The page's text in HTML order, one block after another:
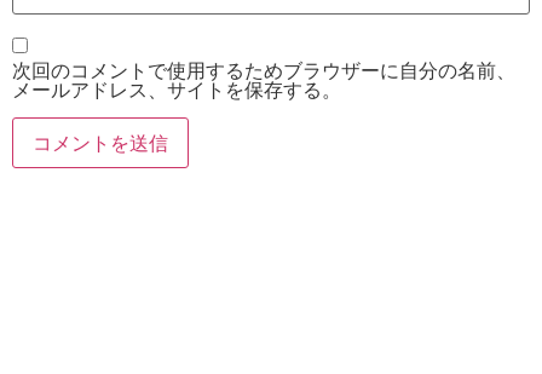
次回のコメントで使用するためブラウザーに自分の名前、
メールアドレス、サイトを保存する。